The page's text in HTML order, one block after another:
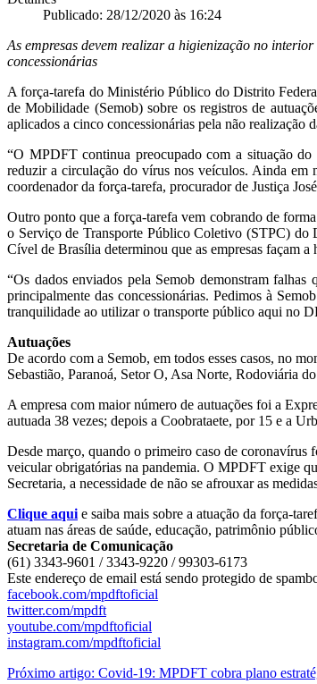
Publicado: 28/12/2020 às 16:24
As empresas devem realizar a higienização no
concessionárias
A força-tarefa do Ministério Público do Distrito
de Mobilidade (Semob) sobre os registros de
aplicados a cinco concessionárias pela não realização
“O MPDFT continua preocupado com a situação do
reduzir a circulação do vírus nos veículos. Ainda em
coordenador da força-tarefa, procurador de Justiça
Outro ponto que a força-tarefa vem cobrando de
o Serviço de Transporte Público Coletivo (STPC) do
Cível de Brasília determinou que as empresas façam
“Os dados enviados pela Semob demonstram
principalmente das concessionárias. Pedimos à
tranquilidade ao utilizar o transporte público aqui no
Autuações
De acordo com a Semob, em todos esses casos, no
Sebastião, Paranoá, Setor O, Asa Norte, Rodoviária
A empresa com maior número de autuações foi a
autuada 38 vezes; depois a Coobrataete, por 15 e a
Desde março, quando o primeiro caso de coronavírus
veicular obrigatórias na pandemia. O MPDFT exige
Secretaria, a necessidade de não se afrouxar as
Clique aqui e saiba mais sobre a atuação da força-
atuam nas áreas de saúde, educação, patrimônio
Secretaria de Comunicação
(61) 3343-9601 / 3343-9220 / 99303-6173
Este endereço de email está sendo protegido de
facebook.com/mpdftoficial
twitter.com/mpdft
youtube.com/mpdftoficial
instagram.com/mpdftoficial
Próximo artigo: Covid-19: MPDFT cobra plano